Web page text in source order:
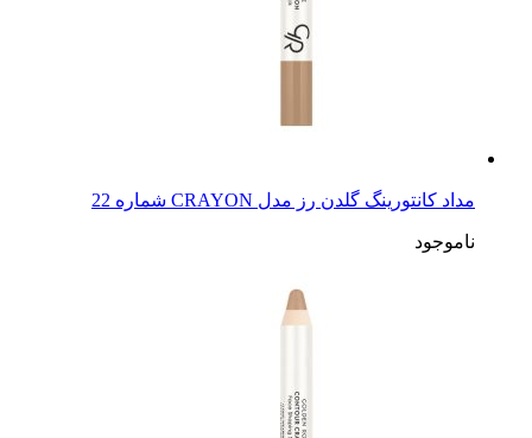
مداد کانتورینگ گلدن رز مدل CRAYON شماره 22
ناموجود